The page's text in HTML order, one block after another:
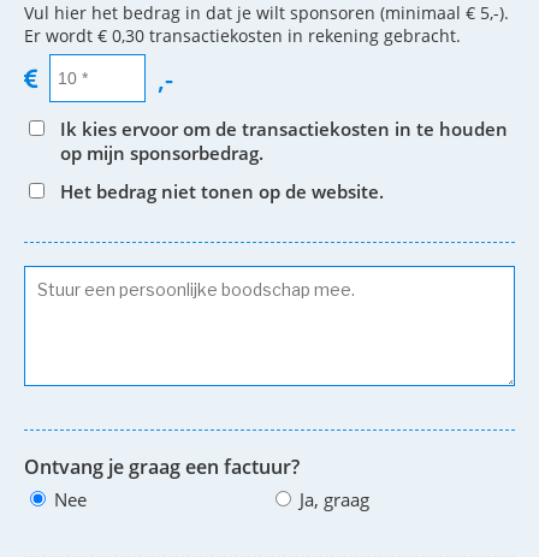
Vul hier het bedrag in dat je wilt sponsoren (minimaal € 5,-).
Er wordt € 0,30 transactiekosten in rekening gebracht.
,-
Ik kies ervoor om de transactiekosten in te houden
op mijn sponsorbedrag.
Het bedrag niet tonen op de website.
Ontvang je graag een factuur?
Nee Ja, graag